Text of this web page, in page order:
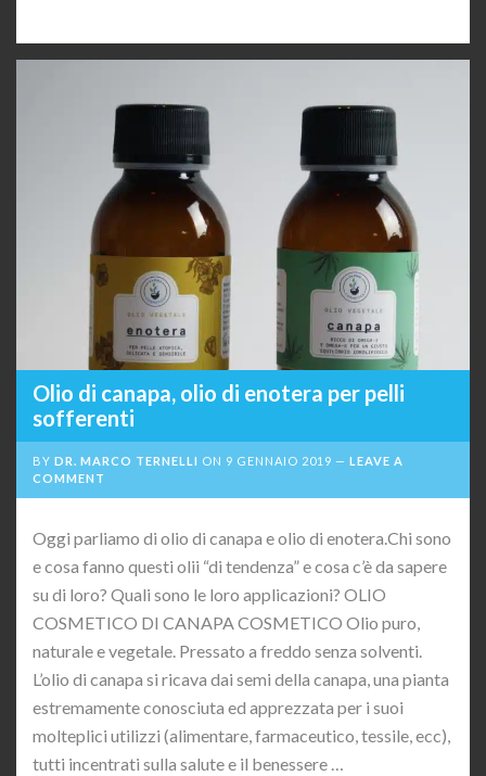
Olio di canapa, olio di enotera per pelli
sofferenti
BY DR. MARCO TERNELLI ON 9 GENNAIO 2019
LEAVE A
COMMENT
Oggi parliamo di olio di canapa e olio di enotera.Chi sono
e cosa fanno questi olii “di tendenza” e cosa c’è da sapere
su di loro? Quali sono le loro applicazioni? OLIO
COSMETICO DI CANAPA COSMETICO Olio puro,
naturale e vegetale. Pressato a freddo senza solventi.
L’olio di canapa si ricava dai semi della canapa, una pianta
estremamente conosciuta ed apprezzata per i suoi
molteplici utilizzi (alimentare, farmaceutico, tessile, ecc),
tutti incentrati sulla salute e il benessere …